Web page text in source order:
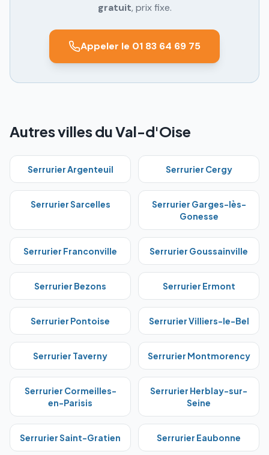
gratuit, prix fixe.
Appeler le 01 83 64 69 75
Autres villes du Val-d'Oise
SerrurierArgenteuil Serrurier Cergy
SerrurierSarcelles Serrurier Garges-lès-
Gonesse
Serrurier Franconville Serrurier Goussainville
Serrurier Bezons Serrurier Ermont
Serrurier Pontoise SerrurierVilliers-le-Bel
Serrurier Taverny Serrurier Montmorency
Serrurier Cormeilles-
en-Parisis
Serrurier Herblay-sur-
Seine
SerrurierSaint-Gratien Serrurier Eaubonne